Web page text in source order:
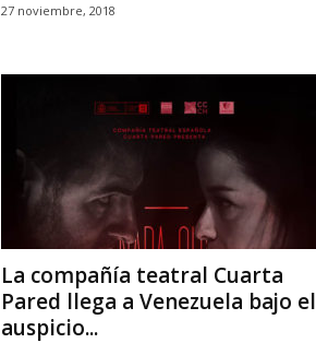
27 noviembre, 2018
La compañía teatral Cuarta
Pared llega a Venezuela bajo el
auspicio...